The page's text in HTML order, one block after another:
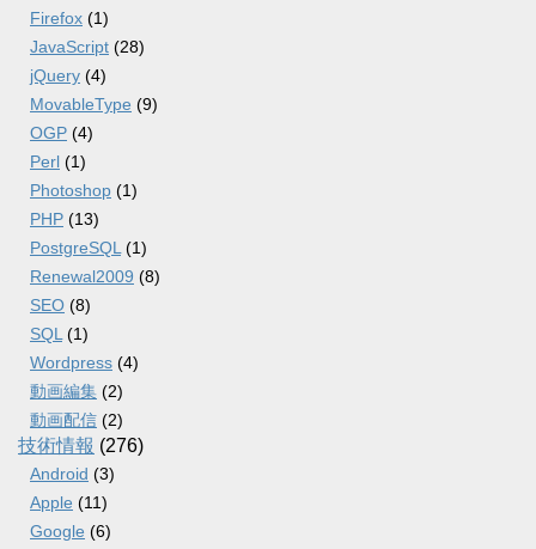
Firefox (1)
JavaScript (28)
jQuery (4)
MovableType (9)
OGP (4)
Perl (1)
Photoshop (1)
PHP (13)
PostgreSQL (1)
Renewal2009 (8)
SEO (8)
SQL (1)
Wordpress (4)
動画編集 (2)
動画配信 (2)
技術情報 (276)
Android (3)
Apple (11)
Google (6)